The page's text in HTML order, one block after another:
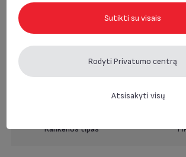
Saugu plauti indaplovėje
Vidinės dangos pavadinimas
Rankenos tipas
Sutikti su visais
Rodyti Privatumo centrą
Atsisakyti visų